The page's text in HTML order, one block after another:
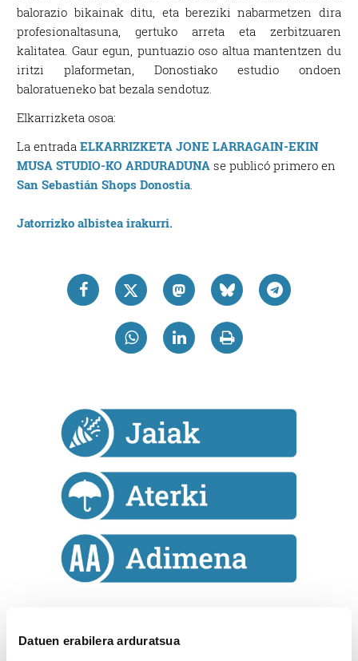
Datuen erabilera arduratsua
balorazio bikainak ditu, eta bereziki nabarmetzen dira
profesionaltasuna, gertuko arreta eta zerbitzuaren
kalitatea. Gaur egun, puntuazio oso altua mantentzen du
iritzi plaformetan, Donostiako estudio ondoen
baloratueneko bat bezala sendotuz.
Elkarrizketa osoa:
La entradaELKARRIZKETA JONE LARRAGAIN-EKIN
MUSA STUDIO-KO ARDURADUNA se publicó primero en
San Sebastián Shops Donostia.
Jatorrizko albistea irakurri.